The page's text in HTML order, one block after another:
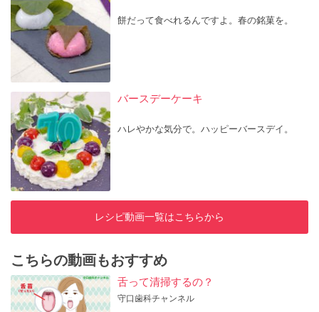
餅だって食べれるんですよ。春の銘菓を。
バースデーケーキ
ハレやかな気分で。ハッピーバースデイ。
レシピ動画一覧はこちらから
こちらの動画もおすすめ
舌って清掃するの？
守口歯科チャンネル